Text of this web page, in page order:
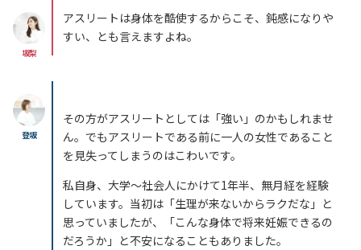
坂梨
アスリートは身体を酷使するからこそ、鈍感になりや
すい、とも言えますよね。
登坂
その方がアスリートとしては「強い」のかもしれませ
ん。でもアスリートである前に一人の女性であること
を見失ってしまうのはこわいです。
私自身、大学〜社会人にかけて1年半、無月経を経験
しています。当初は「生理が来ないからラクだな」と
思っていましたが、「こんな身体で将来妊娠できるの
だろうか」と不安になることもありました。